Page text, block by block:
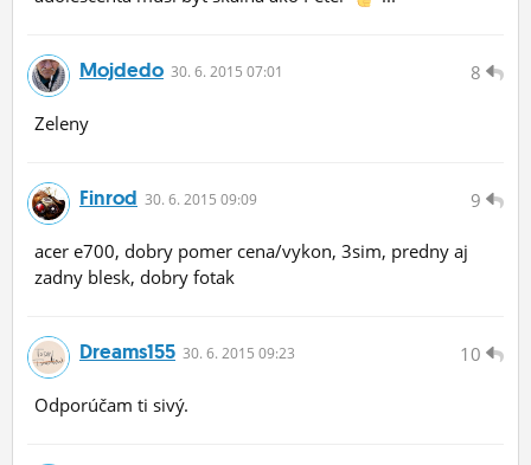
8
Mojdedo 30. 6. 2015 07:01
Zeleny
9
Finrod 30. 6. 2015 09:09
acer e700, dobry pomer cena/vykon, 3sim, predny aj
zadny blesk, dobry fotak
10
Dreams155 30. 6. 2015 09:23
Odporúčam ti sivý.